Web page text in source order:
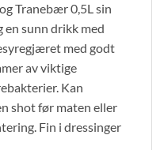
Tranebær 0,5L sin
en sunn drikk med
med godt
av viktige
Kan
shot før maten eller
Fin i dressinger